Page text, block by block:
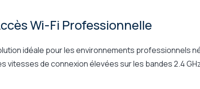
Wi-Fi Professionnelle
idéale pour les environnements professionnels
vitesses de connexion élevées sur les bandes 2.4